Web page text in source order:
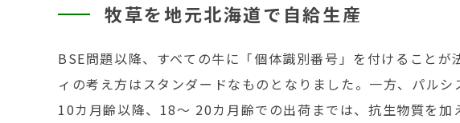
牧草を地元北海道で自給生産
BSE問題以降、すべての牛に「個体識別番号」を付けること
ィの考え方はスタンダードなものとなりました。一方、パルシ
10カ月齢以降、18〜 20カ月齢での出荷までは、抗生物質を加